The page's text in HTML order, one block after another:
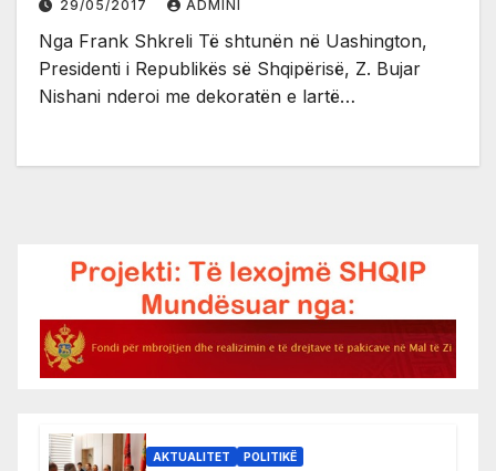
29/05/2017 ADMINI
Nga Frank Shkreli Të shtunën në Uashington,
Presidenti i Republikës së Shqipërisë, Z. Bujar
Nishani nderoi me dekoratën e lartë…
AKTUALITET POLITIKË